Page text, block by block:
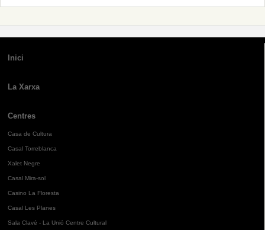
Inici
La Xarxa
Centres
Casa de Cultura
Casal Torreblanca
Xalet Negre
Casal Mira-sol
Casino La Floresta
Casal Les Planes
Sala Clavé - La Unió Centre Cultural